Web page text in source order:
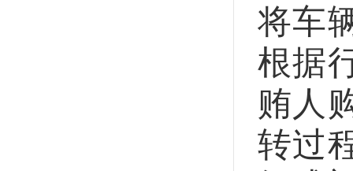
将车
根据
贿人
转过